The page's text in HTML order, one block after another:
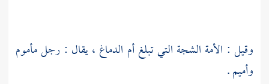
وقيل : الأمة الشجة التي تبلغ أم الدماغ ، يقال : رجل مأموم
وأميم .